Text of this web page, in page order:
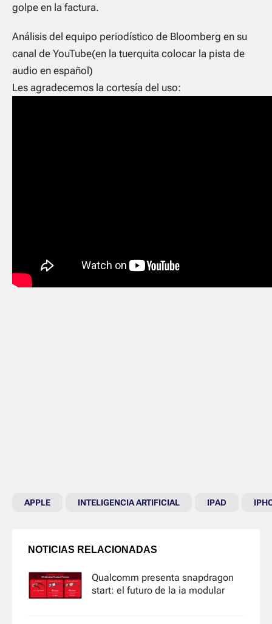
golpe en la factura.
Análisis del equipo periodístico de Bloomberg en su
canal de YouTube(en la tuerquita colocar la pista de
audio en español)
Les agradecemos la cortesía del uso:
APPLE INTELIGENCIA ARTIFICIAL IPAD
NOTICIAS RELACIONADAS
Qualcomm presenta snapdragon
start: el futuro de la ia modular